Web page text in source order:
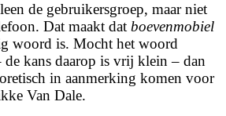
de gebruikersgroep, maar niet
Dat maakt dat boevenmobiel
woord is. Mocht het woord
kans daarop is vrij klein – dan
in aanmerking komen voor
Van Dale.